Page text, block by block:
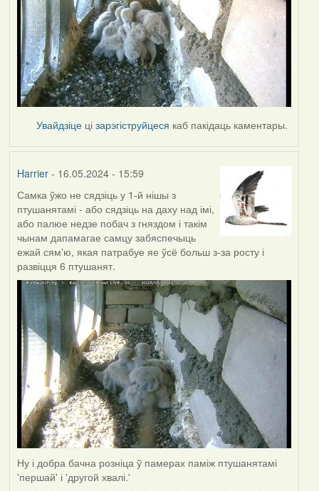
Увайдзіце цізарэгіструйцеся каб пакідаць каментары.
Harrier- 16.05.2024 - 15:59
Самка ўжо не сядзіць у 1-й нішы з
птушанятамі - або сядзіць на даху над імі,
або палюе недзе побач з гняздом і такім
чынам дапамагае самцу забяспечыць
ежай сям'ю, якая патрабуе яе ўсё больш з-за росту і
развіцця 6 птушанят.
Ну і добра бачна розніца ў памерах паміж птушанятамі
'першай' і 'другой хвалі.'